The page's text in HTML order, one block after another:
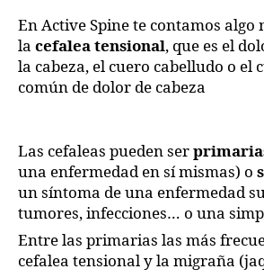
En Active Spine te contamos algo
la cefalea tensional, que es el
la cabeza, el cuero cabelludo o el
común de dolor de cabeza
Las cefaleas pueden ser
una enfermedad en sí mismas) o
un síntoma de una enfermedad
tumores, infecciones… o una
Entre las primarias las más
cefalea tensional y la migraña